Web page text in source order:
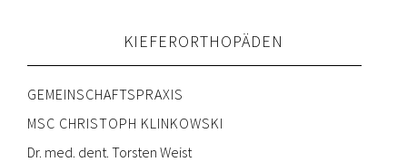
KIEFERORTHOPÄDEN
GEMEINSCHAFTSPRAXIS
MSC CHRISTOPH KLINKOWSKI
Dr. med. dent. Torsten Weist